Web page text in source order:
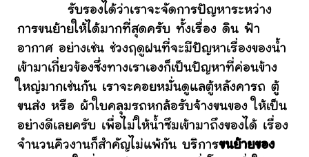
รับรองได้ว่าเราจะจัดการปัญหาระหว่าง
การขนย้ายให้ได้มากที่สุดครับ ทั้งเรื่อง ดิน ฟ้า
อากาศ อย่างเช่น ช่วงฤดูฝนที่จะมีปัญหาเรื่องของน้ำ
เข้ามาเกี่ยวข้องซึ่งทางเราเองก็เป็นปัญหาที่ค่อนข้าง
ใหญ่มากเช่นกัน เราจะคอยหมั่นดูแลตู้หลังคารถ ตู้
ขนส่ง หรือ ผ้าใบคลุมรถหกล้อรับจ้างขนของ ให้เป็น
อย่างดีเลยครับ เพื่อไม่ให้น้ำซึมเข้ามาถึงของได้ เรื่อง
จำนวนคิวงานก็สำคัญไม่แพ้กัน บริการขนย้ายของ